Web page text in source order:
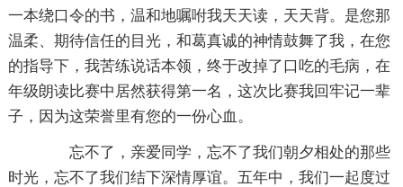
一本绕口令的书，温和地嘱咐我天天读，天天背。是您那
温柔、期待信任的目光，和葛真诚的神情鼓舞了我，在您
的指导下，我苦练说话本领，终于改掉了口吃的毛病，在
年级朗读比赛中居然获得第一名，这次比赛我回牢记一辈
子，因为这荣誉里有您的一份心血。
忘不了，亲爱同学，忘不了我们朝夕相处的那些
时光，忘不了我们结下深情厚谊。五年中，我们一起度过